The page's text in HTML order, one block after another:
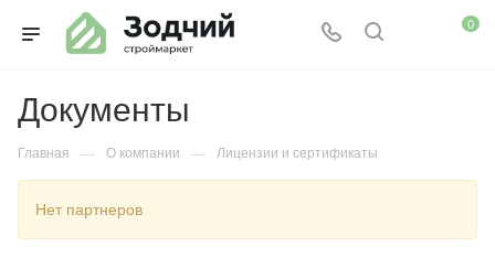
0
Документы
Главная — О компании — Лицензии и сертификаты
Нет партнеров